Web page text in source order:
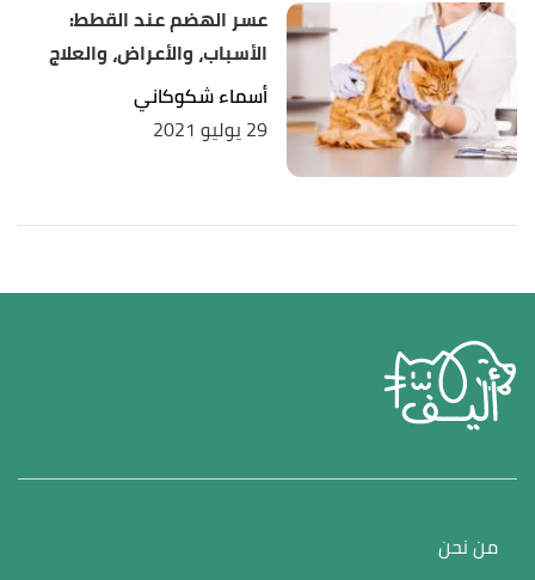
عسر الهضم عند القطط:
الأسباب، والأعراض، والعلاج
أسماء شكوكاني
29 يوليو 2021
من نحن